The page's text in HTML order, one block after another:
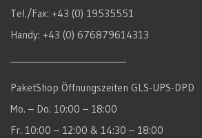
Tel./Fax: +43 (0) 19535551
Handy: +43 (0) 676879614313
PaketShop Öffnungszeiten GLS-UPS-DPD
Mo. – Do. 10:00 – 18:00
Fr. 10:00 – 12:00 & 14:30 – 18:00